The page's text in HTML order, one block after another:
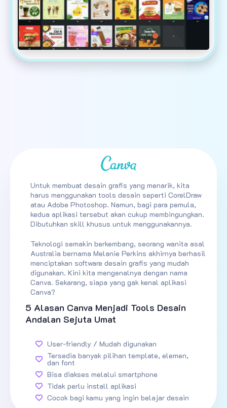
Untuk membuat desain grafis yang menarik, kita
harus menggunakan tools desain seperti CorelDraw
atau Adobe Photoshop. Namun, bagi para pemula,
kedua aplikasi tersebut akan cukup membingungkan.
Dibutuhkan skill khusus untuk menggunakannya.
Teknologi semakin berkembang, seorang wanita asal
Australia bernama Melanie Perkins akhirnya berhasil
menciptakan software desain grafis yang mudah
digunakan. Kini kita mengenalnya dengan nama
Canva. Sekarang, siapa yang gak kenal aplikasi
Canva?
5 Alasan Canva Menjadi Tools Desain
Andalan Sejuta Umat
User-friendly / Mudah digunakan
Tersedia banyak pilihan template, elemen,
dan font
Bisa diakses melalui smartphone
Tidak perlu install aplikasi
Cocok bagi kamu yang ingin belajar desain